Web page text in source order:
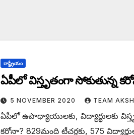
రాష్ట్రీయం
ఏపీలో విస్తృతంగా సోకుతున్న
5 NOVEMBER 2020 TEAM
ఏపీలో ఉపాధ్యాయులకు, విద్యార్థులకు
కరోనా? 829మంది టీచర్లకు, 575